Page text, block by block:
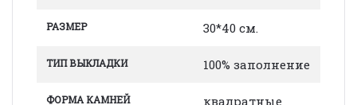
РАЗМЕР 30*40 см.
ТИП ВЫКЛАДКИ 100% заполнение
ФОРМА КАМНЕЙ квадратные